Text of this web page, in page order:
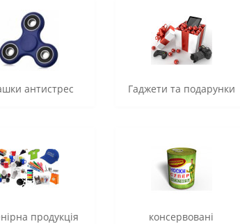
антистрес Гаджети та подарунки
продукція
консервовані